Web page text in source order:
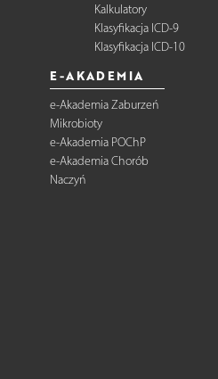
Kalkulatory
Klasyfikacja ICD-9
Klasyfikacja ICD-10
E-AKADEMIA
e-Akademia Zaburzeń
Mikrobioty
e-Akademia POChP
e-Akademia Chorób
Naczyń